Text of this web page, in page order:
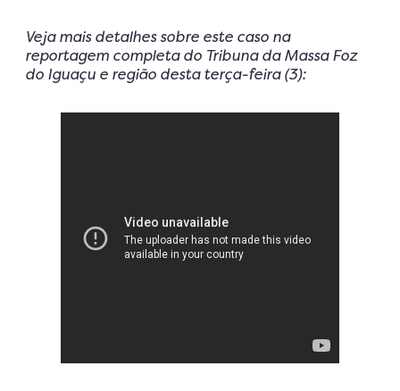
Veja mais detalhes sobre este caso na
reportagem completa do Tribuna da Massa Foz
do Iguaçu e região desta terça-feira (3):